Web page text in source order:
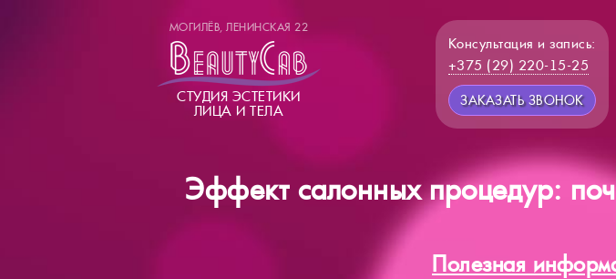
МОГИЛЁВ, ЛЕНИНСКАЯ 22
СТУДИЯ ЭСТЕТИКИ
ЛИЦА И ТЕЛА
Консультация и запись:
+375 (29) 220-15-25
ЗАКАЗАТЬ ЗВОНОК
Эффект салонных процедур:
Полезная